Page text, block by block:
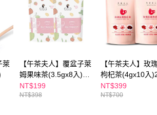
萊
【午茶夫人】覆盆子萊
姆果味茶(3.5gx8入)兩
件組
NT$199
NT$398
【午茶夫人】玫
枸杞茶(4gx10入
NT$399
NT$700